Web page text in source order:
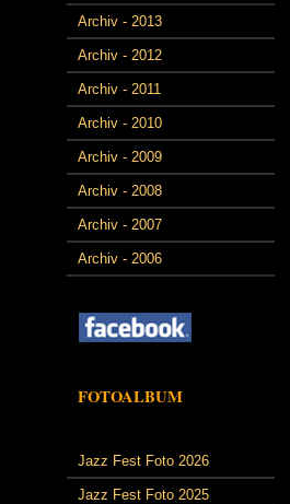
Archiv - 2013
Archiv - 2012
Archiv - 2011
Archiv - 2010
Archiv - 2009
Archiv - 2008
Archiv - 2007
Archiv - 2006
FOTOALBUM
Jazz Fest Foto 2026
Jazz Fest Foto 2025